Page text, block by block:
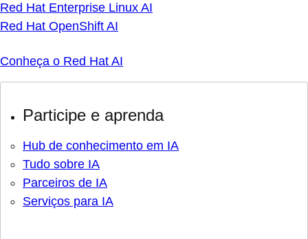
Red Hat Enterprise Linux AI
Red Hat OpenShift AI
Conheça o Red Hat AI
Participe e aprenda
Hub de conhecimento em IA
Tudo sobre IA
Parceiros de IA
Serviços para IA